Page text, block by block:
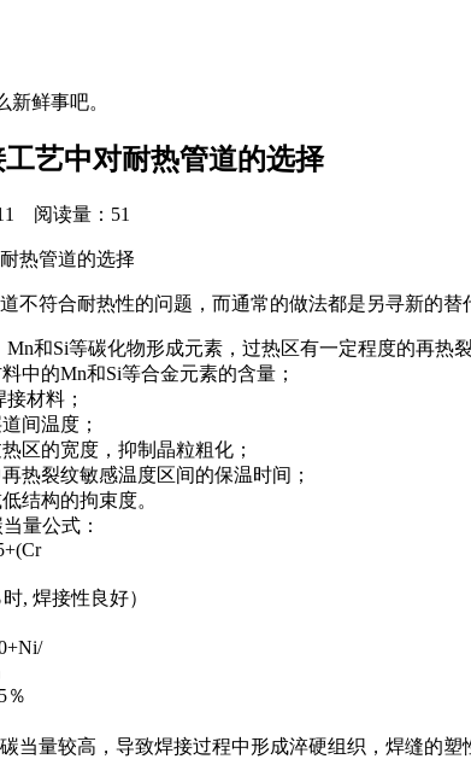
鲜事吧。
艺中对耐热管道的选择
阅读量： 51
热管道的选择
不符合耐热性的问题，而通常的做法都是另寻新的替
和Si等碳化物形成元素，过热区有一定程度的再热
中的Mn和Si等合金元素的含量；
材料；
间温度；
区的宽度，抑制晶粒粗化；
热裂纹敏感温度区间的保温时间；
结构的拘束度。
量公式：
, 焊接性良好）
％
当量较高，导致焊接过程中形成淬硬组织，焊缝的